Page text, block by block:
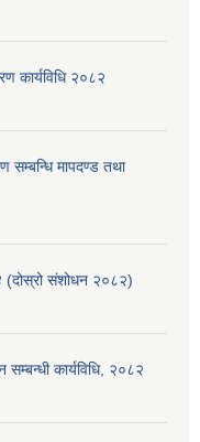
कार्यविधि २०८२
सम्बन्धि मापदण्ड तथा
(दोस्रो संशोधन २०८२)
कार्यविधि, २०८२